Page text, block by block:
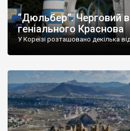
“Дюльбер”. Черговий
геніального Краснова
У Кореїзі розташовано декілька